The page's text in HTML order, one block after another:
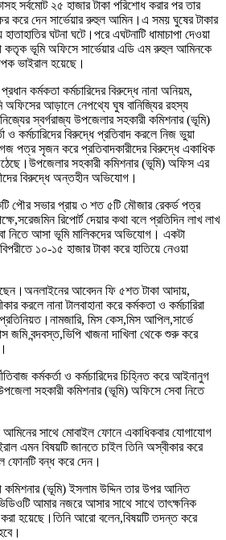
সর্বমোট ২৫ হাজার টাকা পরিশোধ করার পর তার
করে দেন সার্ভেয়ার রুহুল আমিন।এ সময় ঘুষের টাকার
ঘটনা ঘটে।পরে এঘটনাটি ধামাচাপা দেওয়া
কতৃক ভূমি অফিসে সার্ভেয়ার এডি এম রুহুল আমিনকে
ভাইরাল হয়েছে।
কর্মকতা কর্মচারিদের বিরুদ্ধে নানা অনিয়ম,
অফিসের আড়ালে নেপথ্যে ঘুষ বানিজ্যির রহস্য
স্বর্গরাজ্য উপজেলার সহকারী কমিশনার (ভূমি)
কর্মচারিদের বিরুদ্ধে প্রতিবাদ করলে নিজ ভুয়া
পত্র সৃজন করে প্রতিবাদকারীদের বিরুদ্ধে একাধিক
সহকারী কমিশনার (ভূমি) অফিস এর
বিরুদ্ধে অন্তহীন অভিযোগ।
পৌর সভার প্রায় ৩ শত ৫টি মৌজার রেকর্ড পত্র
রিপোর্ট দেয়ার কথা বলে প্রতিদিন লাখ লাখ
নিতে আসা ভূমি মালিকদের অভিযোগ। একটা
১০-১৫ হাজার টাকা করে হাতিয়ে নেওয়া
আবেদন ফি ৫শত টাকা আদায়,
করলে নানা টালবাহানা করে কর্মকতা ও কর্মচারিরা
মিস কেস,মিস আপিল,সার্ভে
জমি বন্দবস্ত,ভিপি খাজনা দাখিলা থেকে শুরু করে
কর্মকর্তা ও কর্মচারিদের চিহ্নিত করে আইনানুগ
সহকারী কমিশনার (ভূমি) অফিসে সেবা নিতে
আমিনের সাথে মোবাইল ফোনে একাধিকবার যোগাযোগ
এমন বিষয়টি জানতে চাইল তিনি অস্বীকার করে
ফোনটি বন্ধ করে দেন।
(ভূমি) ইসলাম উদ্দিন তার উপর আনিত
আমার নজরে আসার সাথে সাথে তাৎক্ষনিক
হয়েছে।তিনি আরো বলেন,বিষয়টি তদন্ত করে